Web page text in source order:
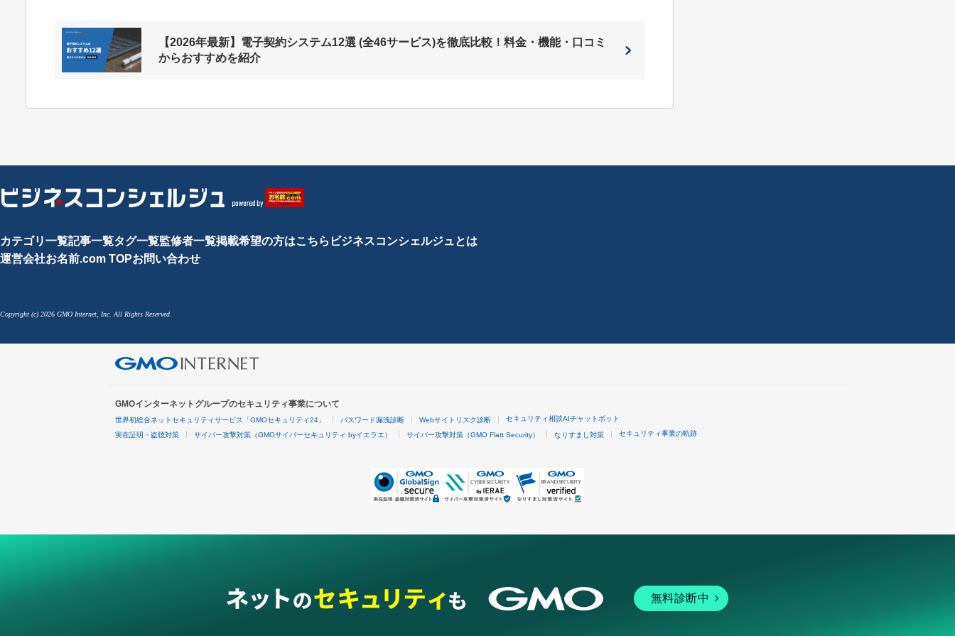
【2026年最新】電子契約システム12選 (全46サービス)を徹底比較！料金・機能・口コミ
からおすすめを紹介
カテゴリ一覧記事一覧タグ一覧監修者一覧掲載希望の方はこちら ビジネスコンシェルジュとは
運営会社お名前.com TOPお問い合わせ
Copyright (c) 2026 GMO Internet, Inc. All Rights Reserved.
GMOインターネットグループのセキュリティ事業について
世界初総合ネットセキュリティサービス「GMOセキュリティ24」 パスワード漏洩診断 Webサイトリスク診断 セキュリティ相談AIチャットボット
実在証明・盗聴対策 サイバー攻撃対策（GMOサイバーセキュリティ byイエラエ） サイバー攻撃対策（GMO Flatt Security） なりすまし対策 セキュリティ事業の軌跡
無料診断中